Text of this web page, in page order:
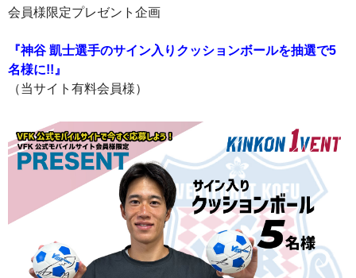
会員様限定プレゼント企画
『神谷 凱士選手のサイン入りクッションボールを抽選で5
名様に!!』
（当サイト有料会員様）